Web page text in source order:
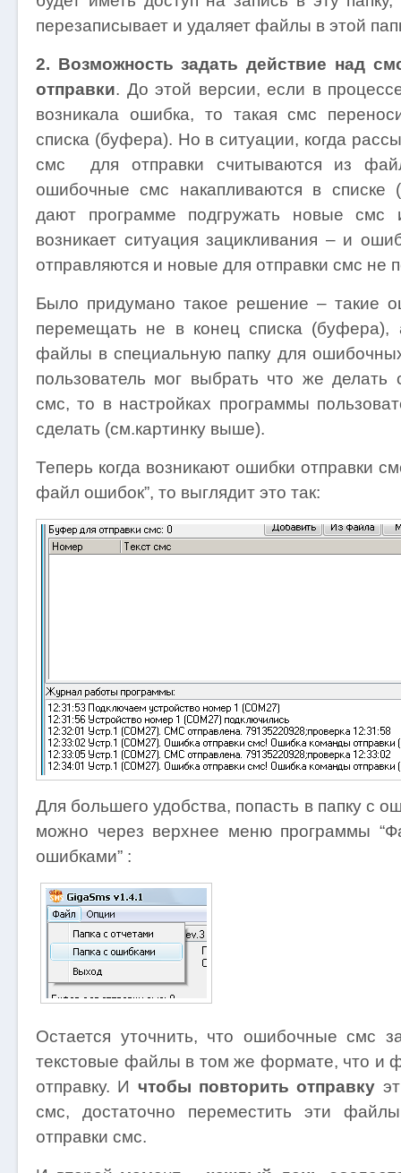
перезаписывает и удаляет файлы в этой
2. Возможность задать действие над
отправки. До этой версии, если в
возникала ошибка, то такая смс
списка (буфера). Но в ситуации, когда
смс для отправки считываются из
ошибочные смс накапливаются в
дают программе подгружать новые
возникает ситуация зацикливания – и
отправляются и новые для отправки смс не
Было придумано такое решение – такие
перемещать не в конец списка (буфера),
файлы в специальную папку для
пользователь мог выбрать что же
смс, то в настройках программы
сделать (см.картинку выше).
Теперь когда возникают ошибки отправки
файл ошибок”, то выглядит это так:
Для большего удобства, попасть в папку с
можно через верхнее меню программы
ошибками” :
Остается уточнить, что ошибочные смс
текстовые файлы в том же формате, что и
отправку. И чтобы повторить отправку
смс, достаточно переместить эти
отправки смс.